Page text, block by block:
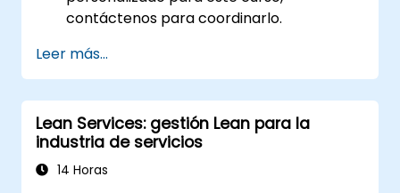
contáctenos para coordinarlo.
Leer más...
Lean Services: gestión Lean para la
industria de servicios
14 Horas